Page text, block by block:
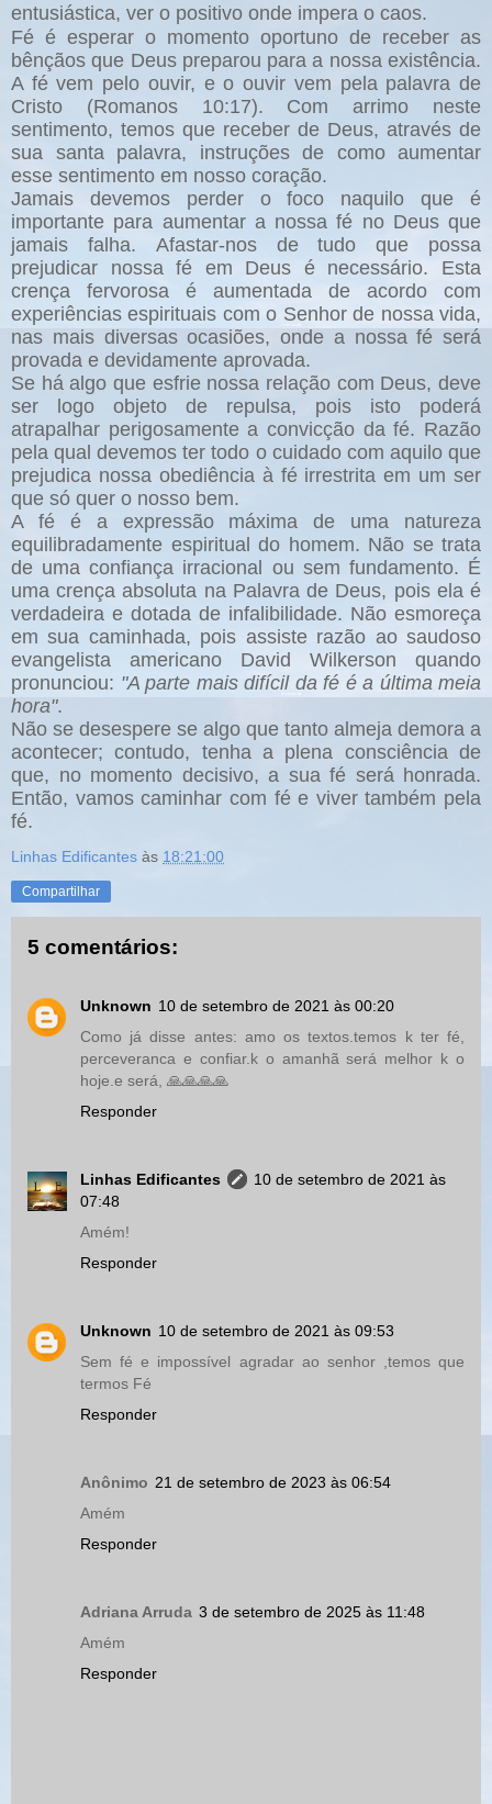
entusiástica, ver o positivo onde impera o caos.
Fé é esperar o momento oportuno de receber as
bênçãos que Deus preparou para a nossa existência.
A fé vem pelo ouvir, e o ouvir vem pela palavra de
Cristo (Romanos 10:17). Com arrimo neste
sentimento, temos que receber de Deus, através de
sua santa palavra, instruções de como aumentar
esse sentimento em nosso coração.
Jamais devemos perder o foco naquilo que é
importante para aumentar a nossa fé no Deus que
jamais falha.
Afastar-nos de tudo que possa
prejudicar nossa fé em Deus é necessário. Esta
crença fervorosa é aumentada de acordo com
experiências espirituais com o Senhor de nossa vida,
nas mais diversas ocasiões, onde a nossa fé será
provada e devidamente aprovada.
Se há algo que esfrie nossa relação com Deus, deve
ser logo objeto de repulsa, pois isto poderá
atrapalhar perigosamente a convicção da fé. Razão
pela qual devemos ter todo o cuidado com aquilo que
prejudica nossa obediência à fé irrestrita em um ser
que só quer o nosso bem.
A fé é a expressão máxima de uma natureza
equilibradamente espiritual do homem. Não se trata
de uma confiança irracional ou sem fundamento. É
uma crença absoluta na Palavra de Deus, pois ela é
verdadeira e dotada de infalibilidade. Não esmoreça
em sua caminhada, pois assiste razão ao saudoso
evangelista americano David Wilkerson quando
pronunciou: "A parte mais difícil da fé é a última meia
hora".
Não se desespere se algo que tanto almeja demora a
acontecer; contudo, tenha a plena consciência de
que, no momento decisivo, a sua fé será honrada.
Então, vamos caminhar com fé e viver também pela
fé.
Linhas Edificantes às 18:21:00
Compartilhar
5 comentários:
Unknown 10 de setembro de 2021 às 00:20
Como já disse antes: amo os textos.temos k ter fé,
perceveranca e confiar.k o amanhã será melhor k o
hoje.e será, 🙏🙏🙏🙏
Responder
Linhas Edificantes
10 de setembro de 2021 às
07:48
Amém!
Responder
Unknown 10 de setembro de 2021 às 09:53
Sem fé e impossível agradar ao senhor ,temos que
termos Fé
Responder
Anônimo 21 de setembro de 2023 às 06:54
Amém
Responder
Adriana Arruda 3 de setembro de 2025 às 11:48
Amém
Responder